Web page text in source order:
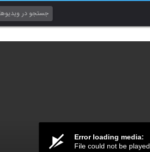
Error loading media:
File could not be played